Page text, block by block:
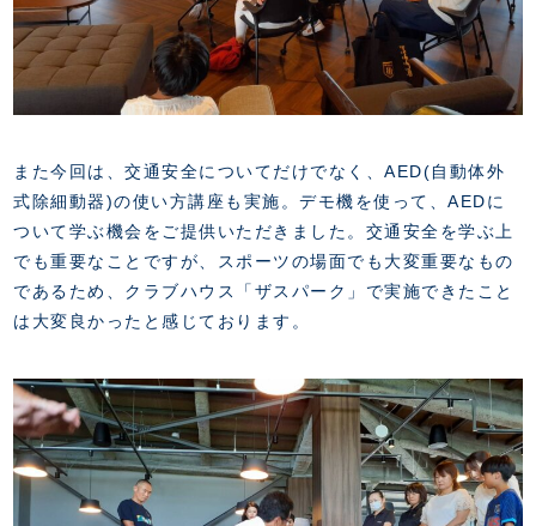
また今回は、交通安全についてだけでなく、AED(自動体外
式除細動器)の使い方講座も実施。デモ機を使って、AEDに
ついて学ぶ機会をご提供いただきました。交通安全を学ぶ上
でも重要なことですが、スポーツの場面でも大変重要なもの
であるため、クラブハウス「ザスパーク」で実施できたこと
は大変良かったと感じております。